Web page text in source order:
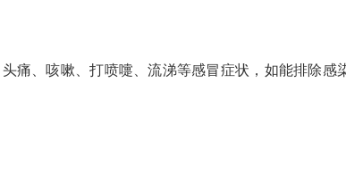
、咳嗽、打喷嚏、流涕等感冒症状，如能排除感